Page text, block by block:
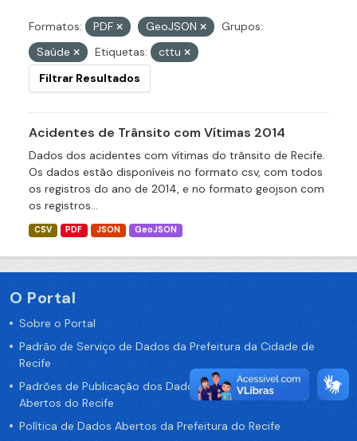
Formatos: PDF GeoJSON
Grupos:
Saúde
Etiquetas:
cttu
Filtrar Resultados
Acidentes de Trânsito com Vítimas 2014
Dados dos acidentes com vítimas do trânsito de Recife.
Os dados estão disponíveis no formato csv, com todos
os registros do ano de 2014, e no formato geojson com
os registros...
CSV PDF JSON GeoJSON
O Portal
Sobre o Portal
Padrão de Serviço de Dados da Prefeitura da Cidade de
Recife
Padrões de Publicação dos Dados no Portal de Dados
Abertos do Recife
Política de Dados Abertos da Prefeitura do Recife